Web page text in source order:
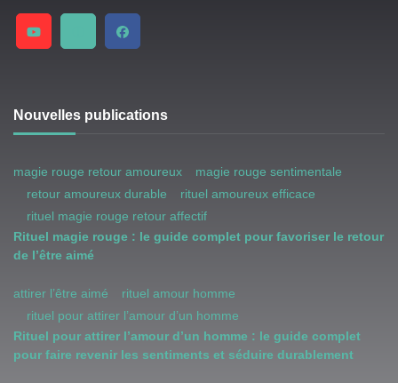
Nouvelles publications
magie rouge retour amoureux
magie rouge sentimentale
retour amoureux durable
rituel amoureux efficace
rituel magie rouge retour affectif
Rituel magie rouge : le guide complet pour favoriser le retour
de l’être aimé
attirer l’être aimé
rituel amour homme
rituel pour attirer l’amour d’un homme
Rituel pour attirer l’amour d’un homme : le guide complet
pour faire revenir les sentiments et séduire durablement